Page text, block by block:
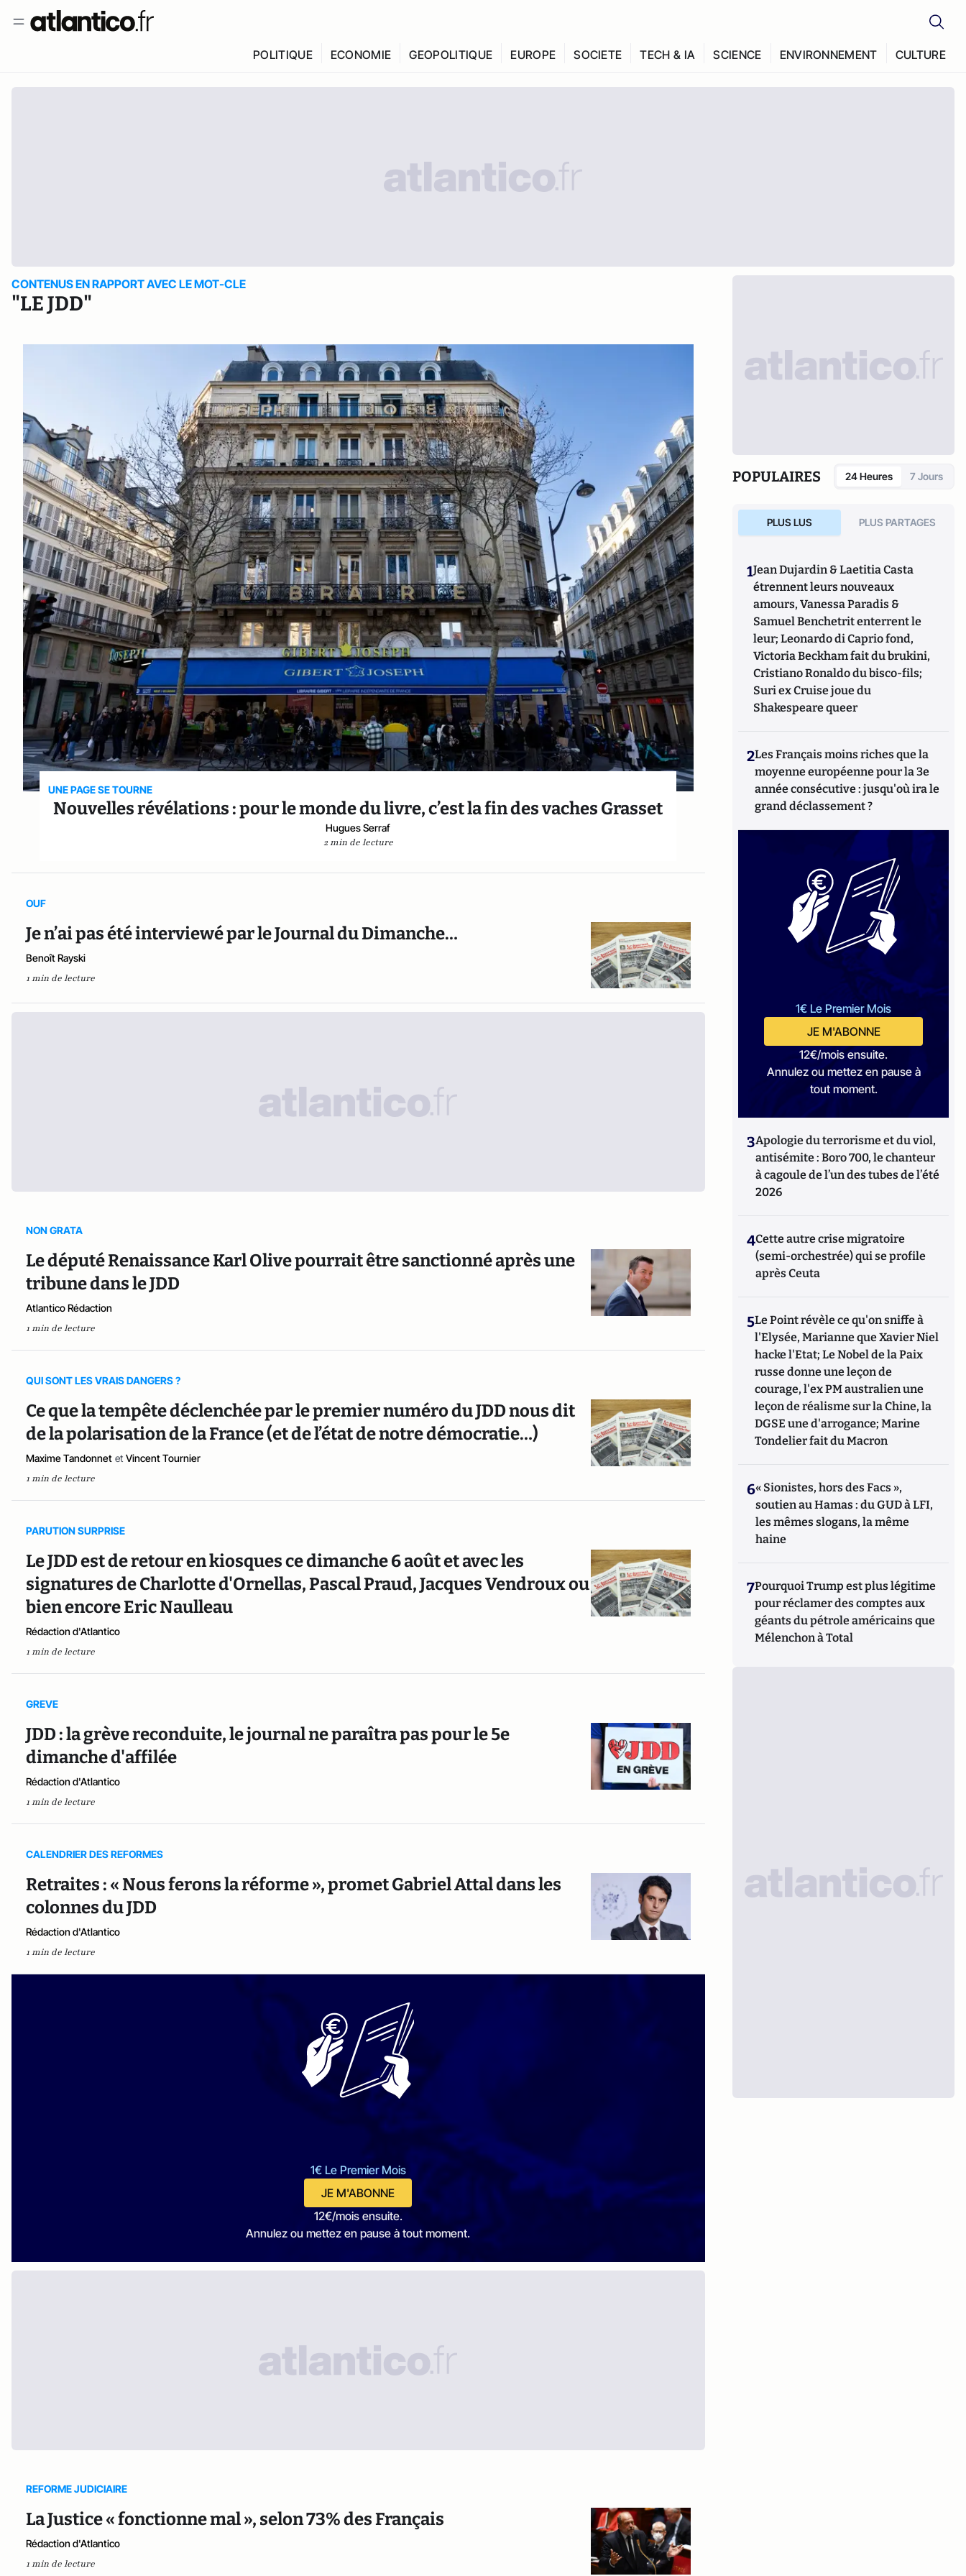
POLITIQUE ECONOMIE GEOPOLITIQUE EUROPE SOCIETE TECH & IA SCIENCE ENVIRONNEMENT CULTURE
CONTENUS EN RAPPORT AVEC LE MOT-CLE
"LE JDD"
UNE PAGE SE TOURNE
Nouvelles révélations : pour le monde du livre, c’est la fin des vaches Grasset
Hugues Serraf
2 min de lecture
OUF
Je n’ai pas été interviewé par le Journal du Dimanche…
Benoît Rayski
1 min de lecture
NON GRATA
Le député Renaissance Karl Olive pourrait être sanctionné après une
tribune dans le JDD
Atlantico Rédaction
1 min de lecture
QUI SONT LES VRAIS DANGERS ?
Ce que la tempête déclenchée par le premier numéro du JDD nous dit
de la polarisation de la France (et de l’état de notre démocratie…)
Maxime Tandonnet et Vincent Tournier
1 min de lecture
PARUTION SURPRISE
Le JDD est de retour en kiosques ce dimanche 6 août et avec les
signatures de Charlotte d'Ornellas, Pascal Praud, Jacques Vendroux ou
bien encore Eric Naulleau
Rédaction d'Atlantico
1 min de lecture
GREVE
JDD : la grève reconduite, le journal ne paraîtra pas pour le 5e
dimanche d'affilée
Rédaction d'Atlantico
1 min de lecture
CALENDRIER DES REFORMES
Retraites : « Nous ferons la réforme », promet Gabriel Attal dans les
colonnes du JDD
Rédaction d'Atlantico
1 min de lecture
1€ Le Premier Mois
JE M'ABONNE
12€/mois ensuite.
Annulez ou mettez en pause à tout moment.
REFORME JUDICIAIRE
La Justice « fonctionne mal », selon 73% des Français
Rédaction d'Atlantico
1 min de lecture
POPULAIRES 24 Heures 7 Jours
PLUS LUS PLUS PARTAGES
1Jean Dujardin & Laetitia Casta
étrennent leurs nouveaux
amours, Vanessa Paradis &
Samuel Benchetrit enterrent le
leur; Leonardo di Caprio fond,
Victoria Beckham fait du brukini,
Cristiano Ronaldo du bisco-fils;
Suri ex Cruise joue du
Shakespeare queer
2Les Français moins riches que la
moyenne européenne pour la 3e
année consécutive : jusqu'où ira le
grand déclassement ?
1€ Le Premier Mois
JE M'ABONNE
12€/mois ensuite.
Annulez ou mettez en pause à
tout moment.
3Apologie du terrorisme et du viol,
antisémite : Boro 700, le chanteur
à cagoule de l’un des tubes de l’été
2026
4Cette autre crise migratoire
(semi-orchestrée) qui se profile
après Ceuta
5Le Point révèle ce qu'on sniffe à
l'Elysée, Marianne que Xavier Niel
hacke l'Etat; Le Nobel de la Paix
russe donne une leçon de
courage, l'ex PM australien une
leçon de réalisme sur la Chine, la
DGSE une d'arrogance; Marine
Tondelier fait du Macron
6« Sionistes, hors des Facs »,
soutien au Hamas : du GUD à LFI,
les mêmes slogans, la même
haine
7Pourquoi Trump est plus légitime
pour réclamer des comptes aux
géants du pétrole américains que
Mélenchon à Total